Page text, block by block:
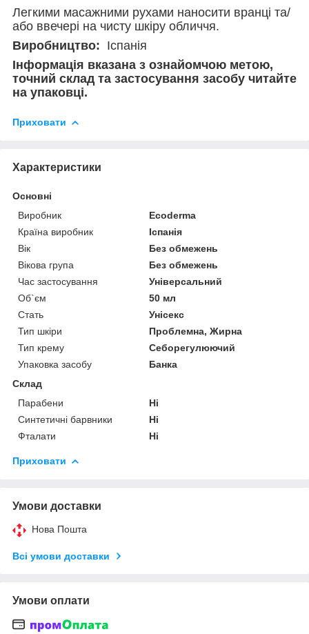
Легкими масажними рухами наносити вранці та/
або ввечері на чисту шкіру обличчя.
Виробництво: Іспанія
Інформація вказана з ознайомчою метою,
точний склад та застосування засобу читайте
на упаковці.
Приховати
Характеристики
Основні
Виробник
Ecoderma
Країна виробник
Іспанія
Вік
Без обмежень
Вікова група
Без обмежень
Час застосування
Універсальний
Об`єм
50 мл
Стать
Унісекс
Тип шкіри
Проблемна, Жирна
Тип крему
Себорегулюючий
Упаковка засобу
Банка
Склад
Парабени
Ні
Синтетичні барвники
Ні
Фталати
Ні
Приховати
Умови доставки
Нова Пошта
Всі умови доставки
Умови оплати